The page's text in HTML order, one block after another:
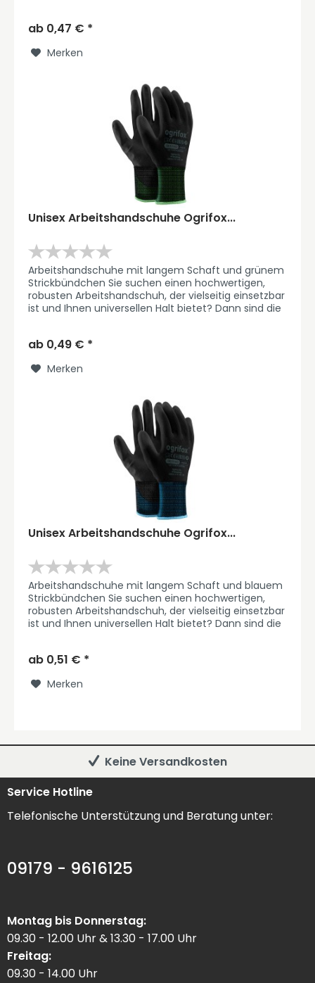
ab 0,47 € *
Merken
Unisex Arbeitshandschuhe Ogrifox...
Arbeitshandschuhe mit langem Schaft und grünem
Strickbündchen Sie suchen einen hochwertigen,
robusten Arbeitshandschuh, der vielseitig einsetzbar
ist und Ihnen universellen Halt bietet? Dann sind die
ab 0,49 € *
Merken
Unisex Arbeitshandschuhe Ogrifox...
Arbeitshandschuhe mit langem Schaft und blauem
Strickbündchen Sie suchen einen hochwertigen,
robusten Arbeitshandschuh, der vielseitig einsetzbar
ist und Ihnen universellen Halt bietet? Dann sind die
ab 0,51 € *
Merken
Keine Versandkosten
Service Hotline
Telefonische Unterstützung und Beratung unter:
09179 - 9616125
Montag bis Donnerstag:
09.30 - 12.00 Uhr & 13.30 - 17.00 Uhr
Freitag:
09.30 - 14.00 Uhr